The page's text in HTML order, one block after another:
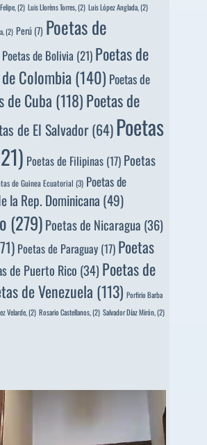
(2) Luis Llorèns Torres, (2) Luis López Anglada, (2)
(2) Perú (7) Poetas de
Poetas de Bolivia (21) Poetas de
Colombia (140) Poetas de
de Cuba (118)Poetas de
de El Salvador(64)Poetas
Poetas de Filipinas (17) Poetas
de Guinea Ecuatorial (3) Poetas de
la Rep. Dominicana (49)
(279)Poetas de Nicaragua (36)
Poetas de Paraguay (17) Poetas
de Puerto Rico (34) Poetas de
de Venezuela (113) Porfirio Barba
Velarde, (2) Rosario Castellanos, (2) Salvador Díaz Mirón, (2)